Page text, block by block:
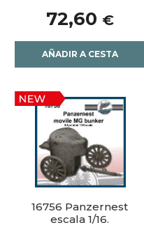
72,60 €
AÑADIR A CESTA
16756 Panzernest
escala 1/16.